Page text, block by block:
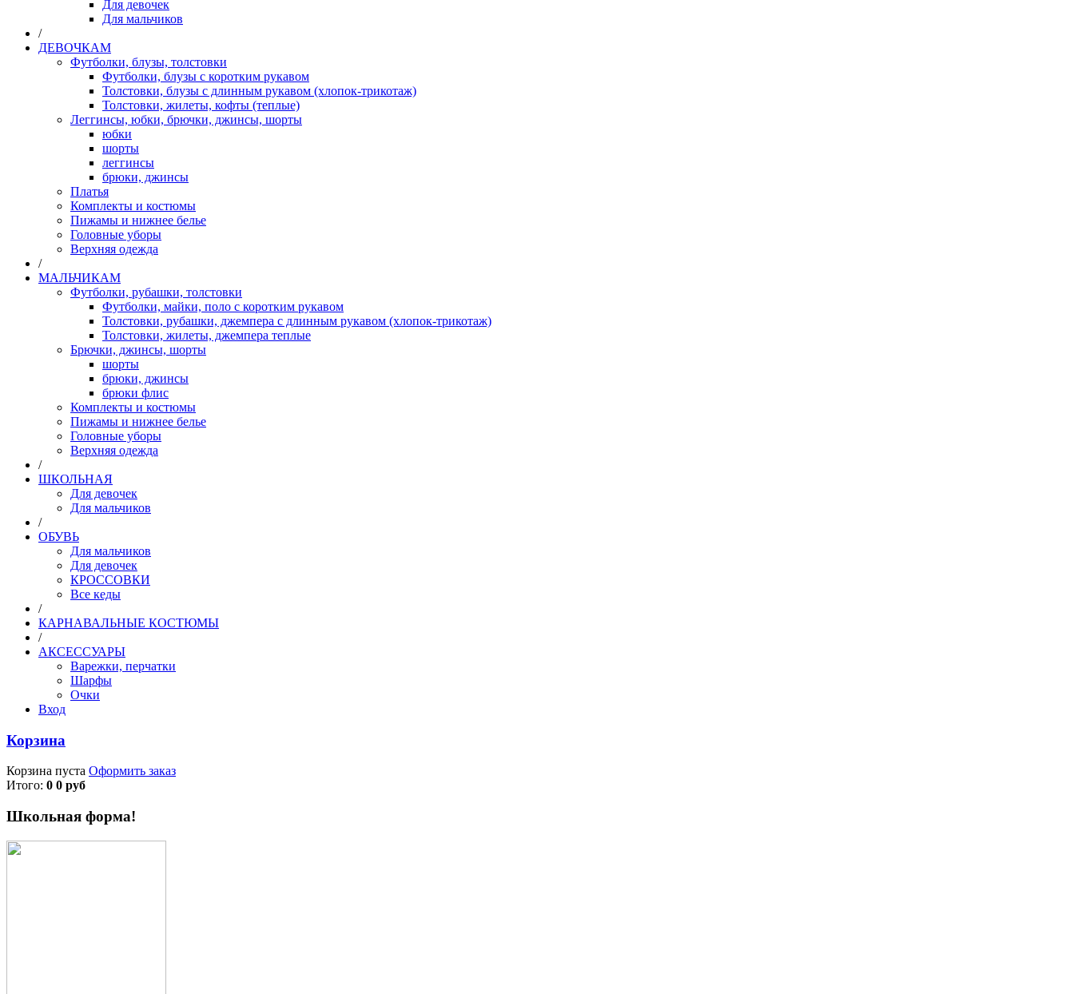
Для девочек
Для мальчиков
/
ДЕВОЧКАМ
Футболки, блузы, толстовки
Футболки, блузы с коротким рукавом
Толстовки, блузы с длинным рукавом (хлопок-трикотаж)
Толстовки, жилеты, кофты (теплые)
Леггинсы, юбки, брючки, джинсы, шорты
юбки
шорты
леггинсы
брюки, джинсы
Платья
Комплекты и костюмы
Пижамы и нижнее белье
Головные уборы
Верхняя одежда
/
МАЛЬЧИКАМ
Футболки, рубашки, толстовки
Футболки, майки, поло с коротким рукавом
Толстовки, рубашки, джемпера с длинным рукавом (хлопок-трикотаж)
Толстовки, жилеты, джемпера теплые
Брючки, джинсы, шорты
шорты
брюки, джинсы
брюки флис
Комплекты и костюмы
Пижамы и нижнее белье
Головные уборы
Верхняя одежда
/
ШКОЛЬНАЯ
Для девочек
Для мальчиков
/
ОБУВЬ
Для мальчиков
Для девочек
КРОССОВКИ
Все кеды
/
КАРНАВАЛЬНЫЕ КОСТЮМЫ
/
АКСЕССУАРЫ
Варежки, перчатки
Шарфы
Очки
Вход
Корзина
Корзина пуста Оформить заказ
Итого: 0 0 руб
Школьная форма!